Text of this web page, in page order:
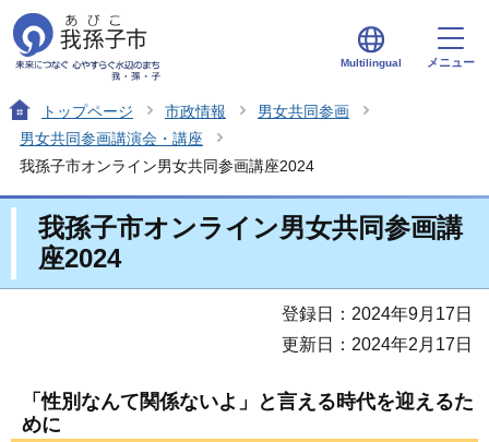
Multilingual メニュー
トップページ 市政情報
男女共同参画
男女共同参画講演会・講座
我孫子市オンライン男女共同参画講座2024
我孫子市オンライン男女共同参画講
座2024
登録日：2024年9月17日
更新日：2024年2月17日
「性別なんて関係ないよ」と言える時代を迎えるた
めに